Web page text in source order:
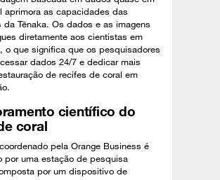
aprimora as capacidades das
da Tēnaka. Os dados e as imagens
diretamente aos cientistas em
o que significa que os pesquisadores
dados 24/7 e dedicar mais
de recifes de coral em
científico do
coral
pela Orange Business é
por uma estação de pesquisa
por um dispositivo de